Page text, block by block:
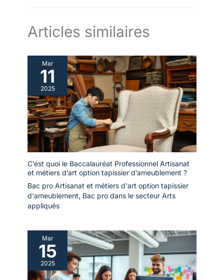
Articles similaires
Mar
11
2025
C’est quoi le Baccalauréat Professionnel Artisanat
et métiers d’art option tapissier d’ameublement ?
Bac pro Artisanat et métiers d'art option tapissier
d'ameublement, Bac pro dans le secteur Arts
appliqués
Mar
15
2025